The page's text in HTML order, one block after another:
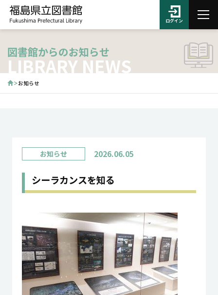
ログイン
図書館からのお知らせ
LIBRARY NEWS
お知らせ
お知らせ 2026.06.05
シーラカンスを知る